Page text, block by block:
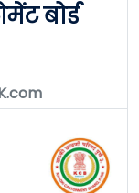
बोर्ड